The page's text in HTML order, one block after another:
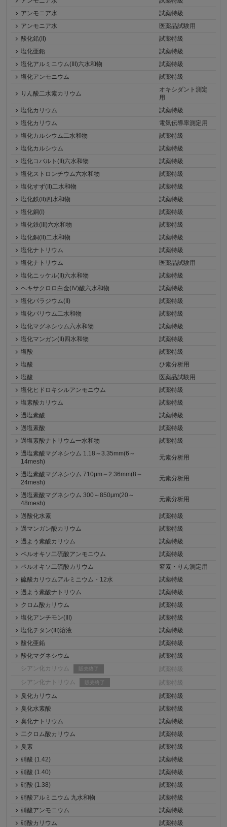
アンモニア水
試薬特級
アンモニア水
医薬品試験用
酸化鉛(II)
試薬特級
塩化亜鉛
試薬特級
塩化アルミニウム(III)六水和物
試薬特級
塩化アンモニウム
試薬特級
りん酸二水素カリウム
オキシダント測定
用
塩化カリウム
試薬特級
塩化カリウム
電気伝導率測定用
塩化カルシウム二水和物
試薬特級
塩化カルシウム
試薬特級
塩化コバルト(II)六水和物
試薬特級
塩化ストロンチウム六水和物
試薬特級
塩化すず(II)二水和物
試薬特級
塩化鉄(II)四水和物
試薬特級
塩化銅(I)
試薬特級
塩化鉄(III)六水和物
試薬特級
塩化銅(II)二水和物
試薬特級
塩化ナトリウム
試薬特級
塩化ナトリウム
医薬品試験用
塩化ニッケル(II)六水和物
試薬特級
ヘキサクロロ白金(IV)酸六水和物
試薬特級
塩化パラジウム(II)
試薬特級
塩化バリウム二水和物
試薬特級
塩化マグネシウム六水和物
試薬特級
塩化マンガン(II)四水和物
試薬特級
塩酸
試薬特級
塩酸
ひ素分析用
塩酸
医薬品試験用
塩化ヒドロキシルアンモニウム
試薬特級
塩素酸カリウム
試薬特級
過塩素酸
試薬特級
過塩素酸
試薬特級
過塩素酸ナトリウム一水和物
試薬特級
過塩素酸マグネシウム 1.18～3.35mm(6～
14mesh)
元素分析用
過塩素酸マグネシウム 710μm～2.36mm(8～
24mesh)
元素分析用
過塩素酸マグネシウム 300～850μm(20～
48mesh)
元素分析用
過酸化水素
試薬特級
過マンガン酸カリウム
試薬特級
過よう素酸カリウム
試薬特級
ペルオキソ二硫酸アンモニウム
試薬特級
ペルオキソ二硫酸カリウム
窒素・りん測定用
硫酸カリウムアルミニウム・12水
試薬特級
過よう素酸ナトリウム
試薬特級
クロム酸カリウム
試薬特級
塩化アンチモン(III)
試薬特級
塩化チタン(III)溶液
試薬特級
酸化亜鉛
試薬特級
酸化マグネシウム
試薬特級
シアン化カリウム
販売終了
試薬特級
シアン化ナトリウム
販売終了
試薬特級
臭化カリウム
試薬特級
臭化水素酸
試薬特級
臭化ナトリウム
試薬特級
二クロム酸カリウム
試薬特級
臭素
試薬特級
硝酸 (1.42)
試薬特級
硝酸 (1.40)
試薬特級
硝酸 (1.38)
試薬特級
硝酸アルミニウム 九水和物
試薬特級
硝酸アンモニウム
試薬特級
硝酸カリウム
試薬特級